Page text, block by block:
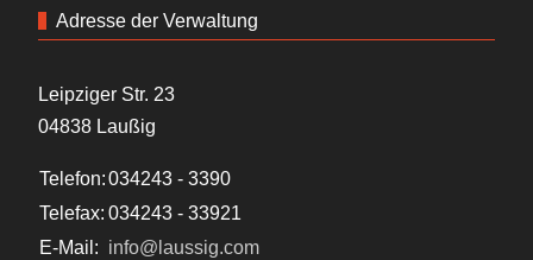
Adresse der Verwaltung
Leipziger Str. 23
04838 Laußig
Telefon:034243 - 3390
Telefax: 034243 - 33921
E-Mail: info@laussig.com